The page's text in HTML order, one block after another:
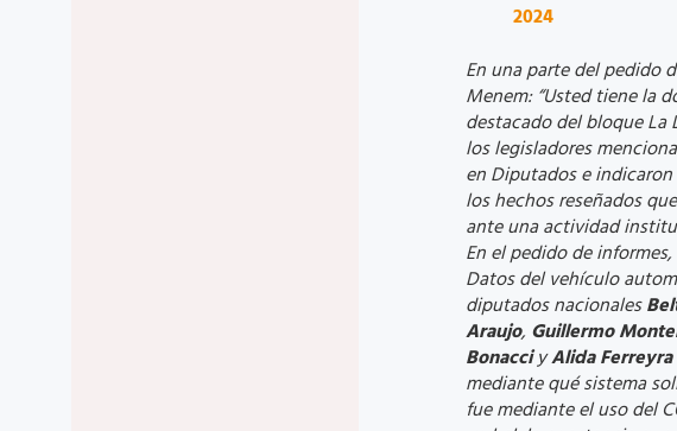
2024
En una parte del pedido
Menem: “Usted tiene la
destacado del bloque La
los legisladores
en Diputados e
los hechos reseñados
ante una actividad
En el pedido de
Datos del vehículo
diputados nacionales
Araujo,Guillermo
BonacciyAlida Ferreyra
mediante qué sistema
fue mediante el uso del